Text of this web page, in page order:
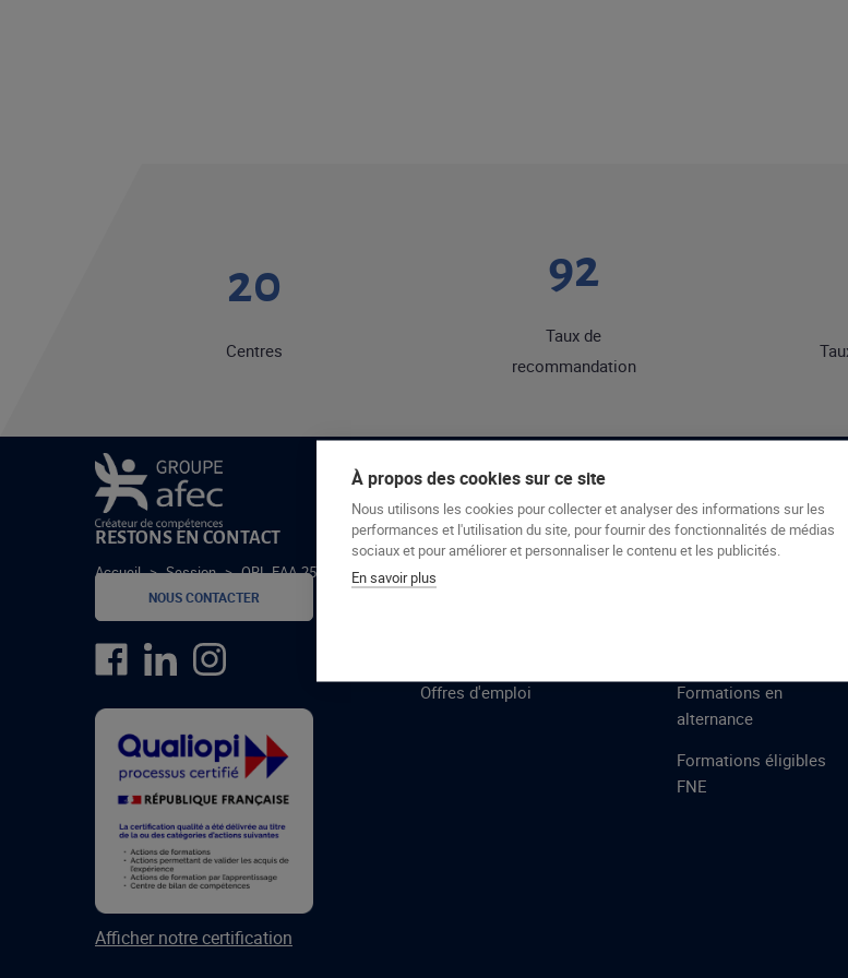
Le groupe Afec Formations
Accueil > Session > ORL-EAA-25-1-I
20
Centres
92
Taux de
recommandation
RESTONS EN CONTACT
NOUS CONTACTER
Afficher notre certification
GROUPE AFEC
Formations
Offres d'emploi
PRESTATIONS
Formations en
alternance
Formations éligibles
FNE
À propos des cookies sur ce site
Nous utilisons les cookies pour collecter et analyser des informations sur les
performances et l'utilisation du site, pour fournir des fonctionnalités de médias
sociaux et pour améliorer et personnaliser le contenu et les publicités.
En savoir plus